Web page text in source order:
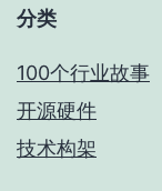
分类
100个行业故事
开源硬件
技术构架